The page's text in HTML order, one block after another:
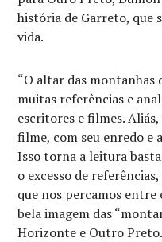
história de Garreto, que
vida.
“O altar das montanhas
muitas referências e
escritores e filmes.
filme, com seu enredo e
Isso torna a leitura
o excesso de
que nos percamos
bela imagem das
Horizonte e Outro